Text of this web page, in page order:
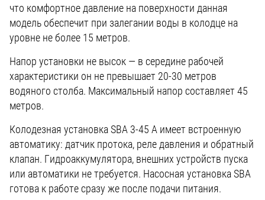
что комфортное давление на поверхности данная
модель обеспечит при залегании воды в колодце на
уровне не более 15 метров.
Напор установки не высок — в середине рабочей
характеристики он не превышает 20-30 метров
водяного столба. Максимальный напор составляет 45
метров.
Колодезная установка SBA 3-45 A имеет встроенную
автоматику: датчик протока, реле давления и обратный
клапан. Гидроаккумулятора, внешних устройств пуска
или автоматики не требуется. Насосная установка SBA
готова к работе сразу же после подачи питания.